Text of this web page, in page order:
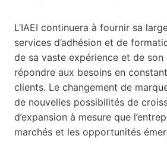
L’IAEI continuera à fournir sa
services d’adhésion et de
de sa vaste expérience et de
répondre aux besoins en
clients. Le changement de
de nouvelles possibilités de
d’expansion à mesure que
marchés et les opportunités